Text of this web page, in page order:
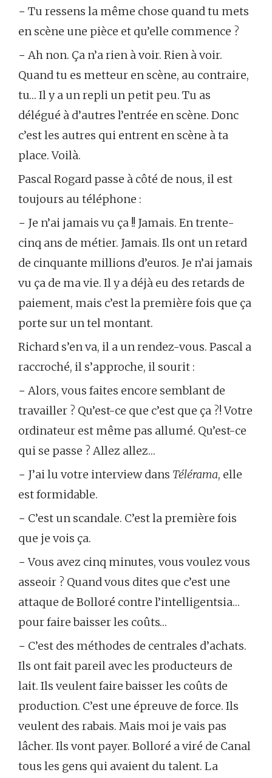
− Tu ressens la même chose quand tu mets
en scène une pièce et qu’elle commence ?
− Ah non. Ça n’a rien à voir. Rien à voir.
Quand tu es metteur en scène, au contraire,
tu… Il y a un repli un petit peu. Tu as
délégué à d’autres l’entrée en scène. Donc
c’est les autres qui entrent en scène à ta
place. Voilà.
Pascal Rogard passe à côté de nous, il est
toujours au téléphone :
− Je n’ai jamais vu ça !! Jamais. En trente-
cinq ans de métier. Jamais. Ils ont un retard
de cinquante millions d’euros. Je n’ai jamais
vu ça de ma vie. Il y a déjà eu des retards de
paiement, mais c’est la première fois que ça
porte sur un tel montant.
Richard s’en va, il a un rendez-vous. Pascal a
raccroché, il s’approche, il sourit :
− Alors, vous faites encore semblant de
travailler ? Qu’est-ce que c’est que ça ?! Votre
ordinateur est même pas allumé. Qu’est-ce
qui se passe ? Allez allez…
− J’ai lu votre interview dans Télérama, elle
est formidable.
− C’est un scandale. C’est la première fois
que je vois ça.
− Vous avez cinq minutes, vous voulez vous
asseoir ? Quand vous dites que c’est une
attaque de Bolloré contre l’intelligentsia…
pour faire baisser les coûts…
− C’est des méthodes de centrales d’achats.
Ils ont fait pareil avec les producteurs de
lait. Ils veulent faire baisser les coûts de
production. C’est une épreuve de force. Ils
veulent des rabais. Mais moi je vais pas
lâcher. Ils vont payer. Bolloré a viré de Canal
tous les gens qui avaient du talent. La